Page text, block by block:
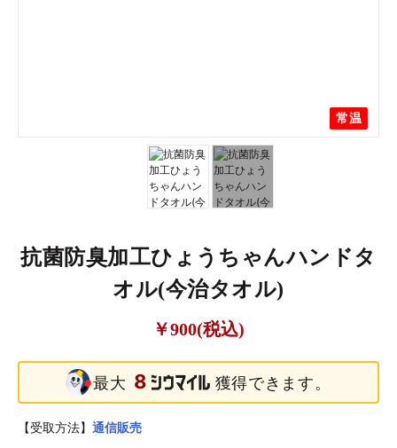
常温
常温
抗菌防臭加工ひょうちゃんハンドタ
オル(今治タオル)
￥900(税込)
最大 8 獲得できます。
【受取方法】 通信販売